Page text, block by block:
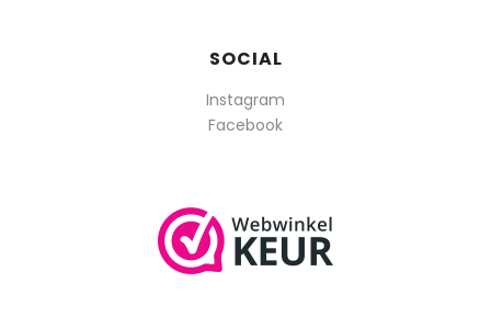
SOCIAL
Instagram
Facebook